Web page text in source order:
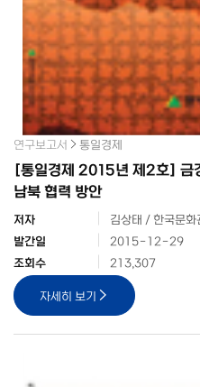
연구보고서 통일경제
[통일경제 2015년 제2호] 금
남북 협력 방안
저자
김상태 / 한국문화
발간일
2015-12-29
조회수
213,307
자세히 보기